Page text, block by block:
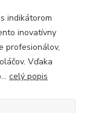
indikátorom
inovatívny
profesionálov,
Vďaka
celý popis